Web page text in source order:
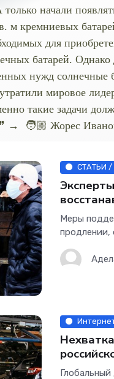
начали
м кремниевых
для
батарей. Однако
нужд
мировое
такие задачи
❞ → 🧑🏼 Жорес
СТАТЬИ /
Меры
продлении,